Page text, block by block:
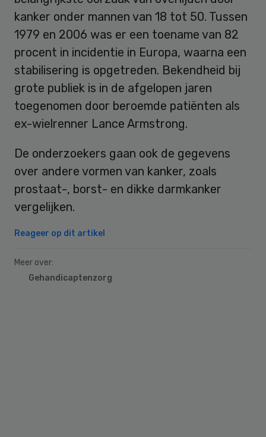
kanker onder mannen van 18 tot 50. Tussen
1979 en 2006 was er een toename van 82
procent in incidentie in Europa, waarna een
stabilisering is opgetreden. Bekendheid bij
grote publiek is in de afgelopen jaren
toegenomen door beroemde patiënten als
ex-wielrenner Lance Armstrong.
De onderzoekers gaan ook de gegevens
over andere vormen van kanker, zoals
prostaat-, borst- en dikke darmkanker
vergelijken.
Reageer op dit artikel
Meer over:
Gehandicaptenzorg